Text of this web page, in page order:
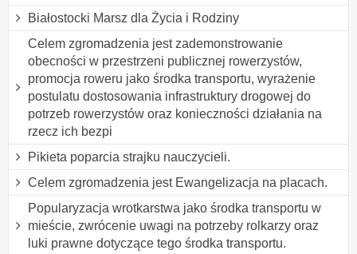
Białostocki Marsz dla Życia i Rodziny
Celem zgromadzenia jest zademonstrowanie
obecności w przestrzeni publicznej rowerzystów,
promocja roweru jako środka transportu, wyrażenie
postulatu dostosowania infrastruktury drogowej do
potrzeb rowerzystów oraz konieczności działania na
rzecz ich bezpi
Pikieta poparcia strajku nauczycieli.
Celem zgromadzenia jest Ewangelizacja na placach.
Popularyzacja wrotkarstwa jako środka transportu w
mieście, zwrócenie uwagi na potrzeby rolkarzy oraz
luki prawne dotyczące tego środka transportu.